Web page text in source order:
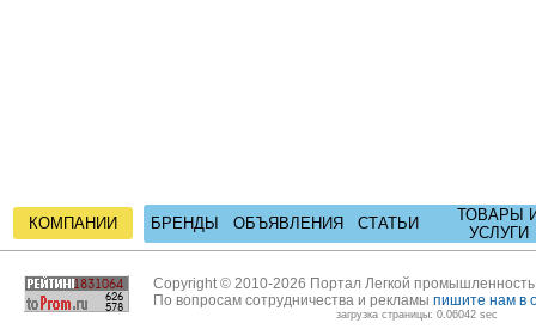
КОМПАНИИ БРЕНДЫ ОБЪЯВЛЕНИЯ СТАТЬИ
ТОВАРЫ
УСЛУГИ
Copyright © 2010-2026 Портал Легкой
По вопросам сотрудничества и рекламы пишите нам в
загрузка страницы: 0.06042 sec